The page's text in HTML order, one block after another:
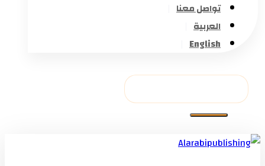
تواصل معنا
العربية
English